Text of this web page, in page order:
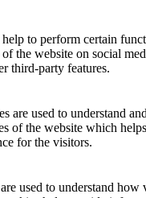
to perform certain
the website on social
third-party features.
are used to understand
of the website which
for the visitors.
used to understand how